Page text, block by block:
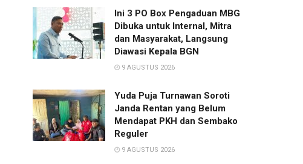
Ini 3 PO Box Pengaduan MBG
Dibuka untuk Internal, Mitra
dan Masyarakat, Langsung
Diawasi Kepala BGN
9 AGUSTUS 2026
Yuda Puja Turnawan Soroti
Janda Rentan yang Belum
Mendapat PKH dan Sembako
Reguler
9 AGUSTUS 2026